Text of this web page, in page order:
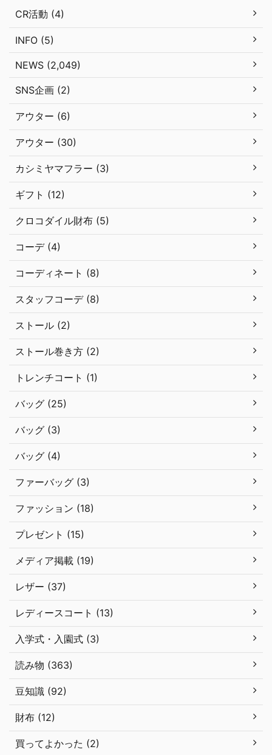
CR活動 (4)
INFO (5)
NEWS (2,049)
SNS企画 (2)
アウター (6)
アウター (30)
カシミヤマフラー (3)
ギフト (12)
クロコダイル財布 (5)
コーデ (4)
コーディネート (8)
スタッフコーデ (8)
ストール (2)
ストール巻き方 (2)
トレンチコート (1)
バッグ (25)
バッグ (3)
バッグ (4)
ファーバッグ (3)
ファッション (18)
プレゼント (15)
メディア掲載 (19)
レザー (37)
レディースコート (13)
入学式・入園式 (3)
読み物 (363)
豆知識 (92)
財布 (12)
買ってよかった (2)